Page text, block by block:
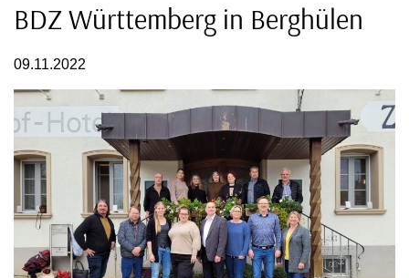
BDZ Württemberg in Berghülen
09.11.2022